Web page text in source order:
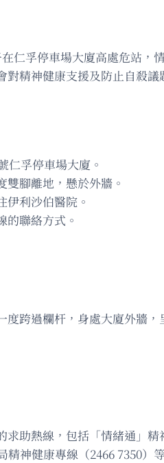
仁孚停車場大廈高處危站
精神健康支援及防止自殺議
仁孚停車場大廈。
腳離地，懸於外牆。
利沙伯醫院。
聯絡方式。
跨過欄杆，身處大廈外牆
助熱線，包括「情緒通」
神健康專線（2466 7350）